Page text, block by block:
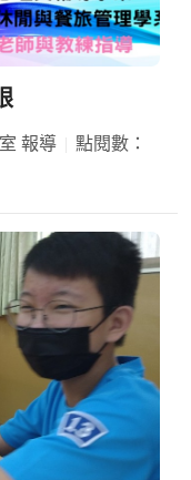
報導
點閱數：